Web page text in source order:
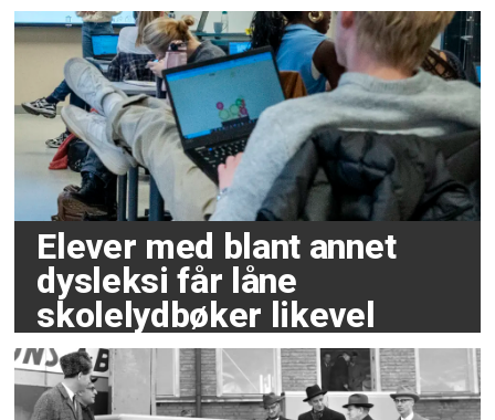
Elever med blant annet
dysleksi får låne
skolelydbøker likevel